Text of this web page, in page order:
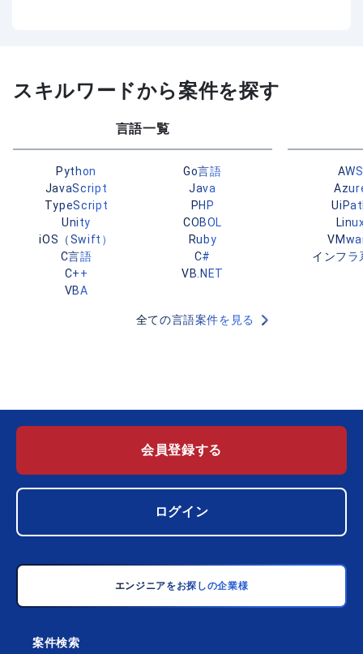
スキルワードから案件を探す
言語一覧
Python
Go言語
JavaScript
Java
TypeScript
PHP
Unity
COBOL
iOS（Swift）
Ruby
C言語
C#
C++
VB.NET
VBA
全ての言語案件を見る
AWS
インフラ
会員登録する
ログイン
エンジニアをお探しの企業様
案件検索